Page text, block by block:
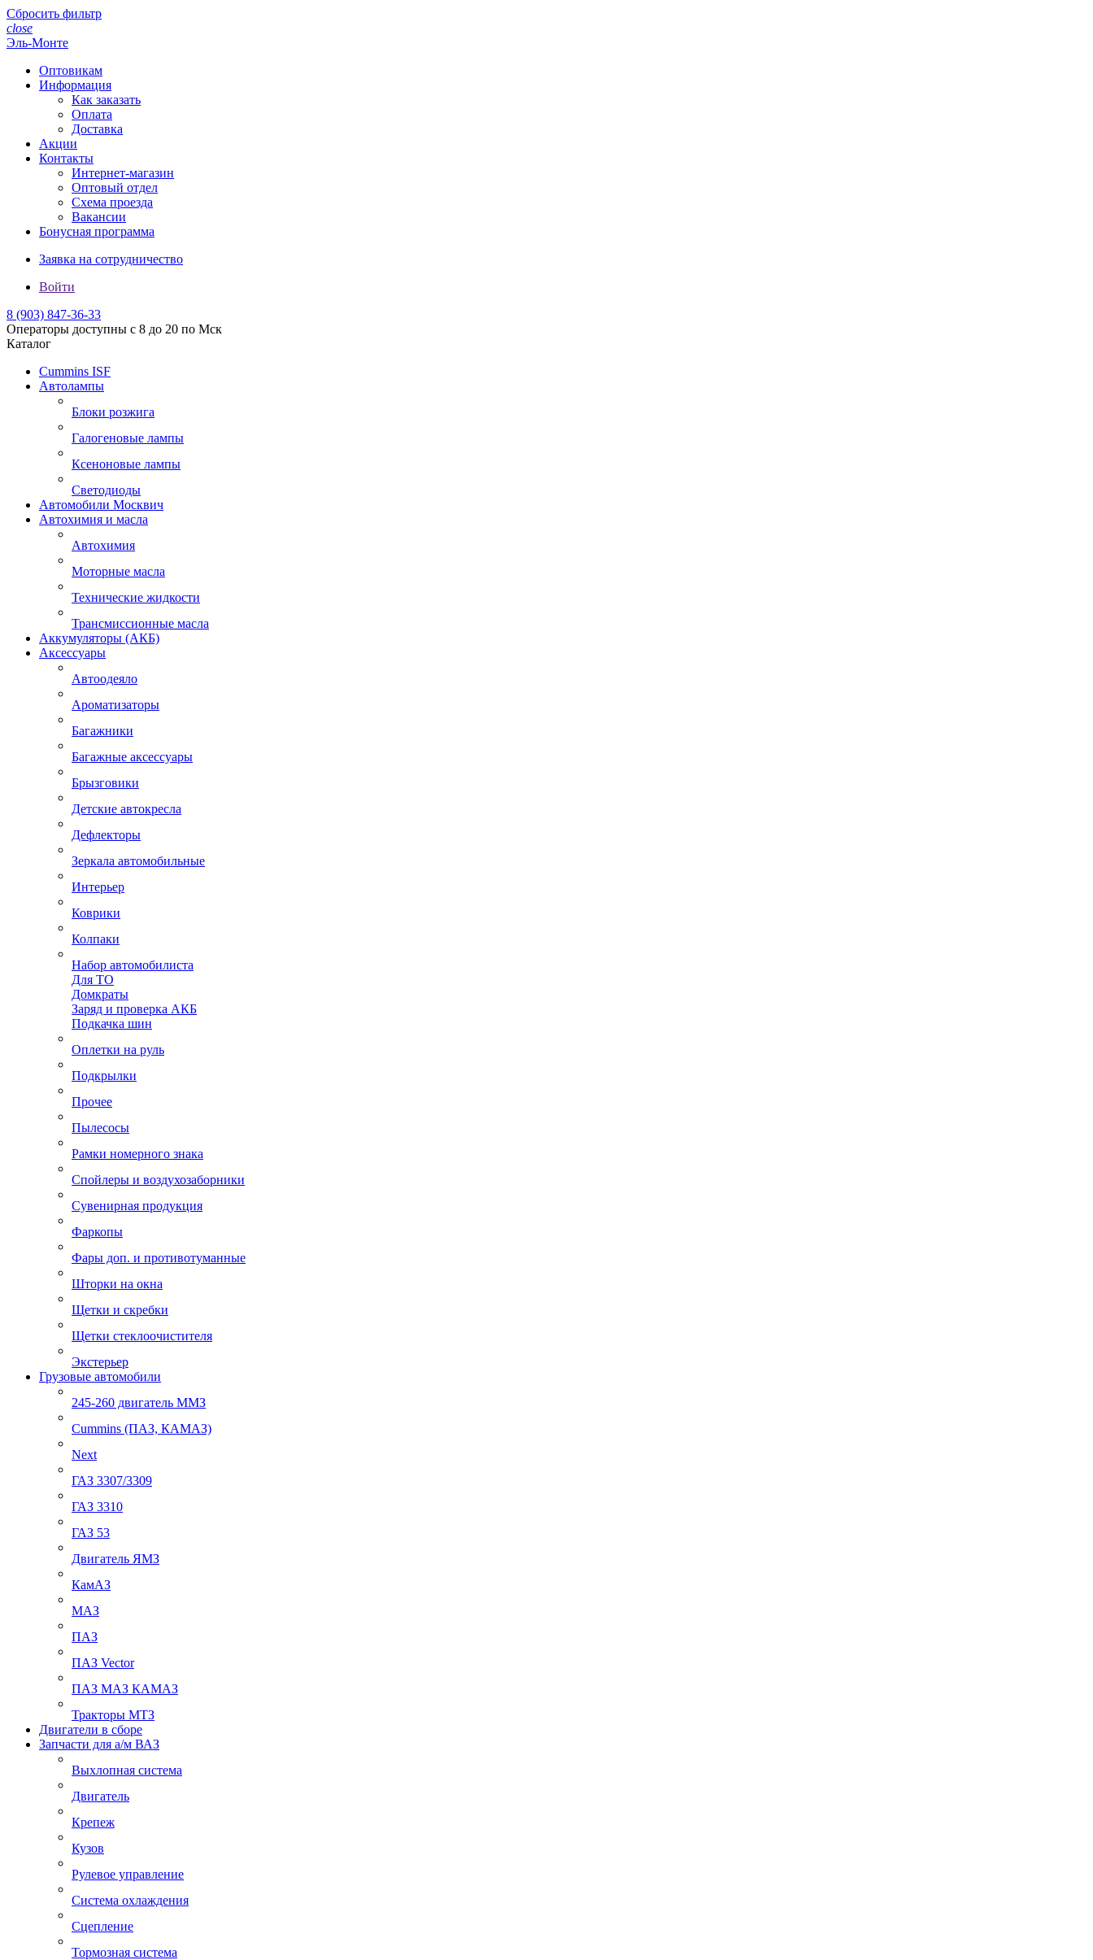
Сбросить фильтр
close
Эль-Монте
Оптовикам
Информация
Как заказать
Оплата
Доставка
Акции
Контакты
Интернет-магазин
Оптовый отдел
Схема проезда
Вакансии
Бонусная программа
Заявка на сотрудничество
Войти
8 (903) 847-36-33
Операторы доступны с 8 до 20 по Мск
Каталог
Cummins ISF
Автолампы
Блоки розжига
Галогеновые лампы
Ксеноновые лампы
Светодиоды
Автомобили Москвич
Автохимия и масла
Автохимия
Моторные масла
Технические жидкости
Трансмиссионные масла
Аккумуляторы (АКБ)
Аксессуары
Автоодеяло
Ароматизаторы
Багажники
Багажные аксессуары
Брызговики
Детские автокресла
Дефлекторы
Зеркала автомобильные
Интерьер
Коврики
Колпаки
Набор автомобилиста
Для ТО
Домкраты
Заряд и проверка АКБ
Подкачка шин
Оплетки на руль
Подкрылки
Прочее
Пылесосы
Рамки номерного знака
Спойлеры и воздухозаборники
Сувенирная продукция
Фаркопы
Фары доп. и противотуманные
Шторки на окна
Щетки и скребки
Щетки стеклоочистителя
Экстерьер
Грузовые автомобили
245-260 двигатель ММЗ
Cummins (ПАЗ, КАМАЗ)
Next
ГАЗ 3307/3309
ГАЗ 3310
ГАЗ 53
Двигатель ЯМЗ
КамАЗ
МАЗ
ПАЗ
ПАЗ Vector
ПАЗ МАЗ КАМАЗ
Тракторы МТЗ
Двигатели в сборе
Запчасти для а/м ВАЗ
Выхлопная система
Двигатель
Крепеж
Кузов
Рулевое управление
Система охлаждения
Сцепление
Тормозная система